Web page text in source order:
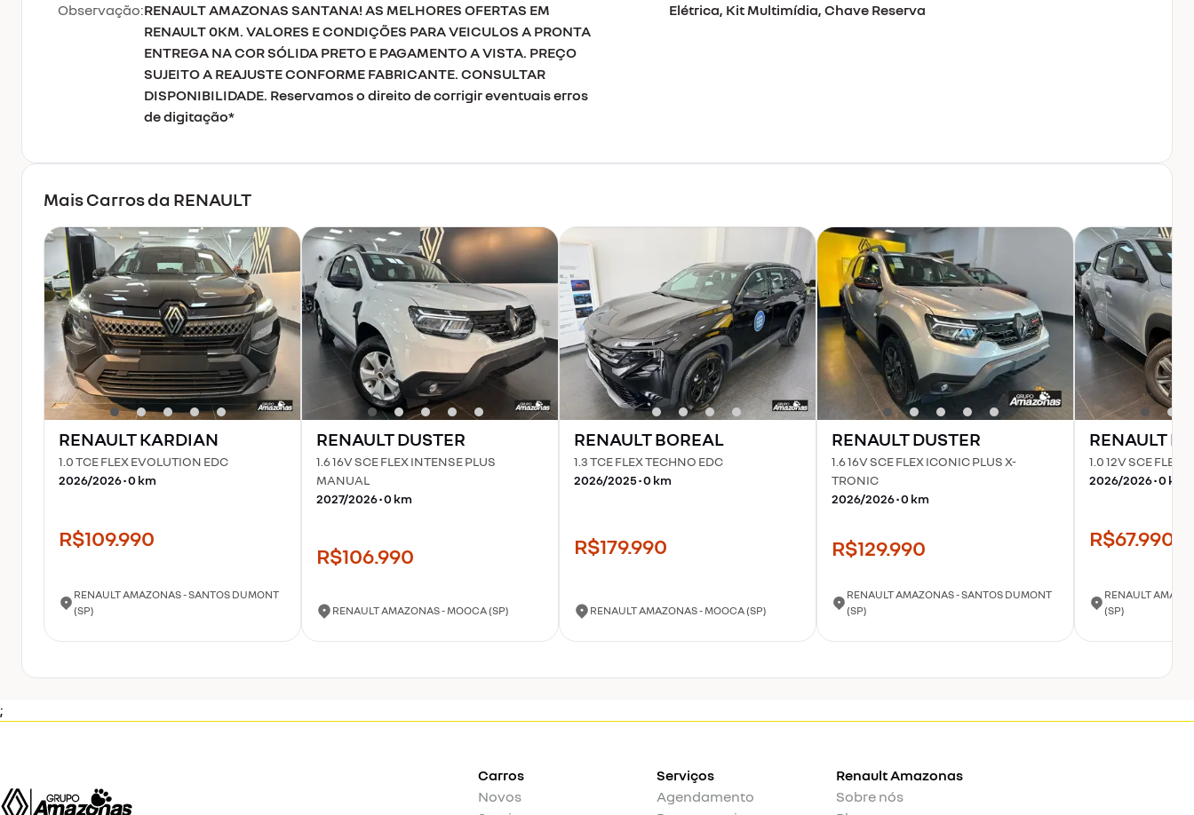
Observação:RENAULT AMAZONAS SANTANA! AS MELHORES OFERTAS EM
RENAULT 0KM. VALORES E CONDIÇÕES PARA VEICULOS A PRONTA
ENTREGA NA COR SÓLIDA PRETO E PAGAMENTO A VISTA. PREÇO
SUJEITO A REAJUSTE CONFORME FABRICANTE. CONSULTAR
DISPONIBILIDADE. Reservamos o direito de corrigir eventuais erros
de digitação*
Elétrica, Kit Multimídia, Chave Reserva
Mais Carros da RENAULT
RENAULTKARDIAN
1.0 TCE FLEX EVOLUTION EDC
2026/2026•0km
R$109.990
RENAULT AMAZONAS - SANTOS DUMONT
(SP)
RENAULTDUSTER
1.6 16V SCE FLEX INTENSE PLUS
MANUAL
2027/2026•0km
R$106.990
RENAULT AMAZONAS - MOOCA (SP)
RENAULTBOREAL
1.3 TCE FLEX TECHNO EDC
2026/2025•0km
R$179.990
RENAULT AMAZONAS - MOOCA (SP)
RENAULTDUSTER
1.6 16V SCE FLEX ICONIC PLUS X-
TRONIC
2026/2026•0km
R$129.990
RENAULT AMAZONAS - SANTOS DUMONT
(SP)
RENAULT
1.0 12V SCE FLEX
2026/2026•0km
R$67.990
RENAULT
(SP)
;
Carros
Novos
Serviços
Agendamento
RenaultAmazonas
Sobre nós